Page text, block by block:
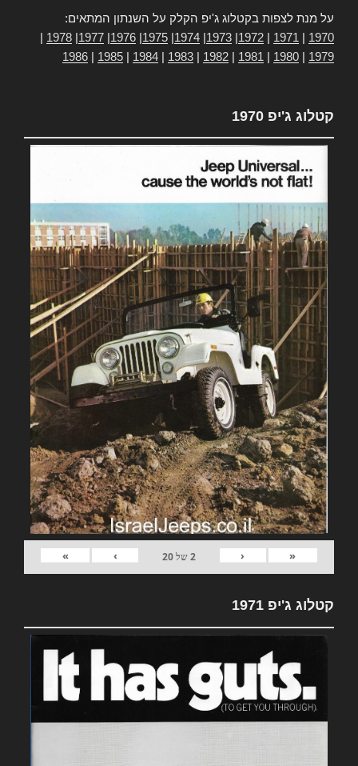
על מנת לצפות בקטלוג ג'יפ הקלק על השנתון המתאים:
1970
1971
1972
1973
1974
1975
1976
1977
1978
1979
1980
1981
1982
1983
1984
1985
1986
קטלוג ג'יפ 1970
«
‹
2של20
›
»
קטלוג ג'יפ 1971